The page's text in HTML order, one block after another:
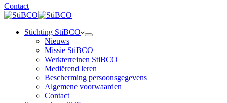
Contact
Stichting StiBCO
Nieuws
Missie StiBCO
Werkterreinen StiBCO
Mediërend leren
Bescherming persoonsgegevens
Algemene voorwaarden
Contact